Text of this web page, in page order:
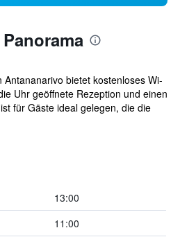
bietet kostenloses Wi-
Uhr geöffnete Rezeption und einen
für Gäste ideal gelegen, die die
13:00
11:00